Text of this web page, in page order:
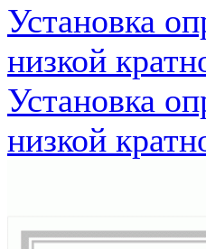
Установка
низкой
Установка
низкой